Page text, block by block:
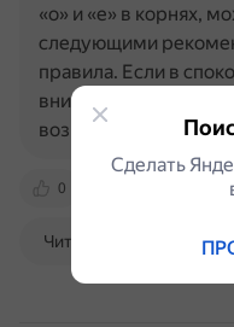
0
«о» и «е» в корнях,
следующими
правила. Если в
внимательно
возможно,
Читать далее
Сделать